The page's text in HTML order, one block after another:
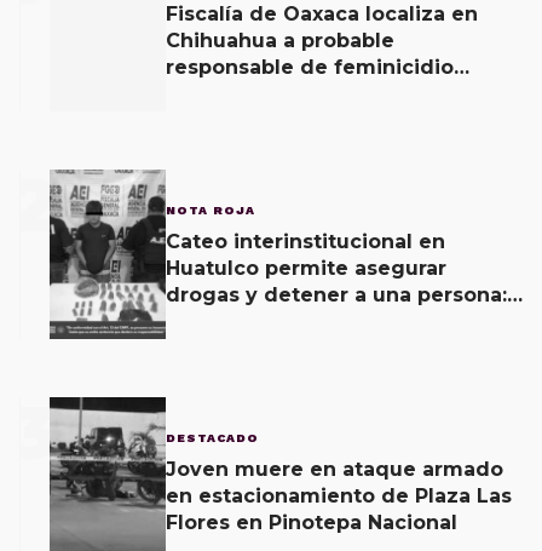
Fiscalía de Oaxaca localiza en
Chihuahua a probable
responsable de feminicidio
2 NOTA ROJA
Cateo interinstitucional en
Huatulco permite asegurar
drogas y detener a una persona:
3 DESTACADO
Joven muere en ataque armado
en estacionamiento de Plaza Las
Flores en Pinotepa Nacional